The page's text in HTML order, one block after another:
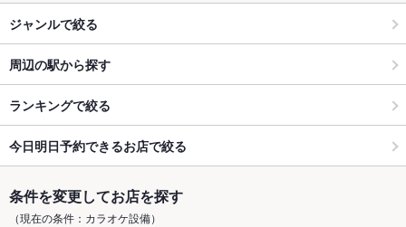
ジャンルで絞る
周辺の駅から探す
ランキングで絞る
今日明日予約できるお店で絞る
条件を変更してお店を探す
（現在の条件：カラオケ設備）